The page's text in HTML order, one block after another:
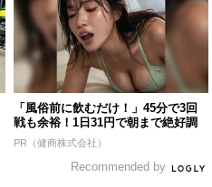
「風俗前に飲むだけ！」45分で3回
戦も余裕！1日31円で朝まで絶好調
PR（健商株式会社）
Recommended by